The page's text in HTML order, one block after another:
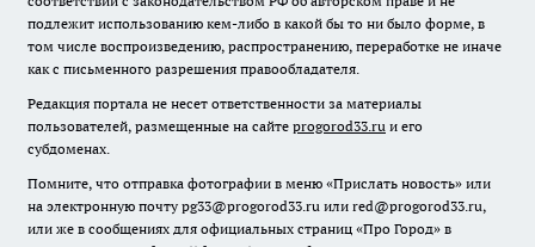
подлежит использованию кем-либо в какой бы то ни было форме, в
том числе воспроизведению, распространению, переработке не иначе
как с письменного разрешения правообладателя.
Редакция портала не несет ответственности за материалы
пользователей, размещенные на сайте progorod33.ru и его
субдоменах.
Помните, что отправка фотографии в меню «Прислать новость» или
на электронную почту pg33@progorod33.ru или red@progorod33.ru,
или же в сообщениях для официальных страниц «Про Город» в